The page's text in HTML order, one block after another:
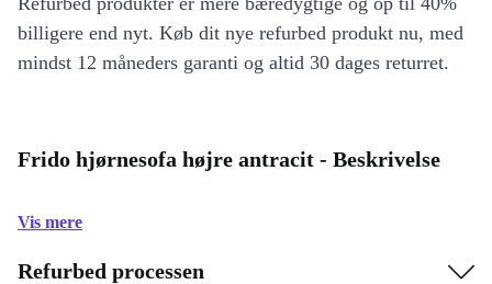
billigere end nyt. Køb dit nye refurbed produkt nu, med
mindst 12 måneders garanti og altid 30 dages returret.
Frido hjørnesofa højre antracit - Beskrivelse
Vis mere
Refurbed processen